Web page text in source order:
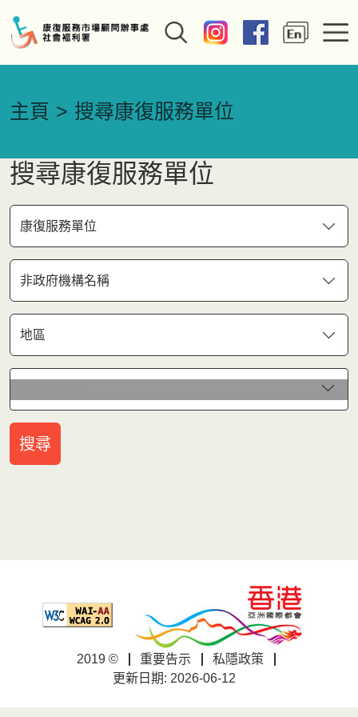
主頁 搜尋康復服務單位
搜尋康復服務單位
康復服務單位
非政府機構名稱
地區
產品及服務
搜尋
2019 © 重要告示
私隱政策
更新日期: 2026-06-12